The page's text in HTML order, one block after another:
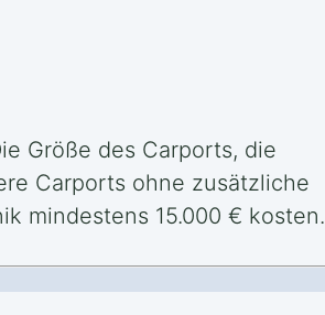
Größe des Carports, die
Carports ohne zusätzliche
mindestens 15.000 € kosten.